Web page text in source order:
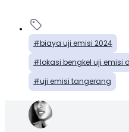
biaya uji emisi 2024
lokasi bengkel uji emisi
uji emisi tangerang